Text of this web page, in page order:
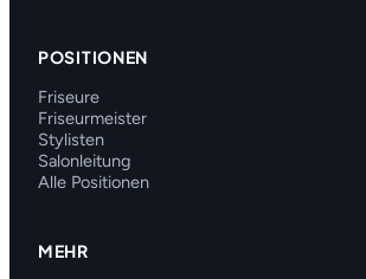
POSITIONEN
Friseure
Friseurmeister
Stylisten
Salonleitung
Alle Positionen
MEHR